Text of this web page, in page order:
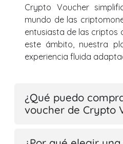
Crypto Voucher
mundo de las
entusiasta de las criptos
este ámbito, nuestra
experiencia fluida
¿Qué puedo
voucher de Crypto